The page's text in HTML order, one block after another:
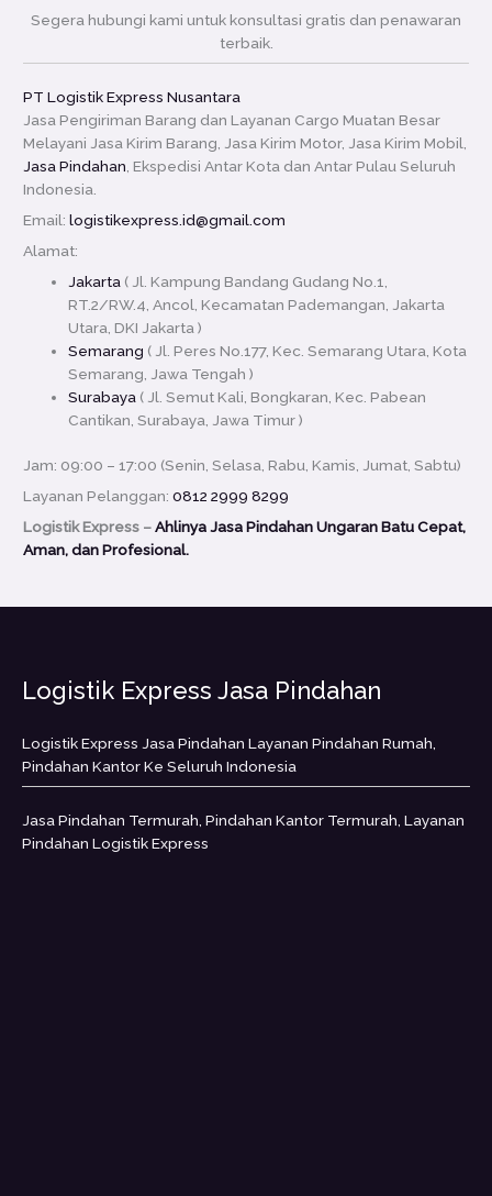
Segera hubungi kami untuk konsultasi gratis dan penawaran
terbaik.
PT Logistik Express Nusantara
Jasa Pengiriman Barang dan Layanan Cargo Muatan Besar
Melayani Jasa Kirim Barang, Jasa Kirim Motor, Jasa Kirim Mobil,
Jasa Pindahan, Ekspedisi Antar Kota dan Antar Pulau Seluruh
Indonesia.
Email:logistikexpress.id@gmail.com
Alamat:
Jakarta ( Jl. Kampung Bandang Gudang No.1,
RT.2/RW.4, Ancol, Kecamatan Pademangan, Jakarta
Utara, DKI Jakarta )
Semarang ( Jl. Peres No.177, Kec. Semarang Utara, Kota
Semarang, Jawa Tengah )
Surabaya ( Jl. Semut Kali, Bongkaran, Kec. Pabean
Cantikan, Surabaya, Jawa Timur )
Jam: 09:00 – 17:00 (Senin, Selasa, Rabu, Kamis, Jumat, Sabtu)
Layanan Pelanggan:0812 2999 8299
Logistik Express –Ahlinya Jasa Pindahan Ungaran Batu Cepat,
Aman, dan Profesional.
Logistik Express Jasa Pindahan
Logistik Express Jasa Pindahan Layanan Pindahan Rumah,
Pindahan Kantor Ke Seluruh Indonesia
Jasa Pindahan Termurah, Pindahan Kantor Termurah, Layanan
Pindahan Logistik Express